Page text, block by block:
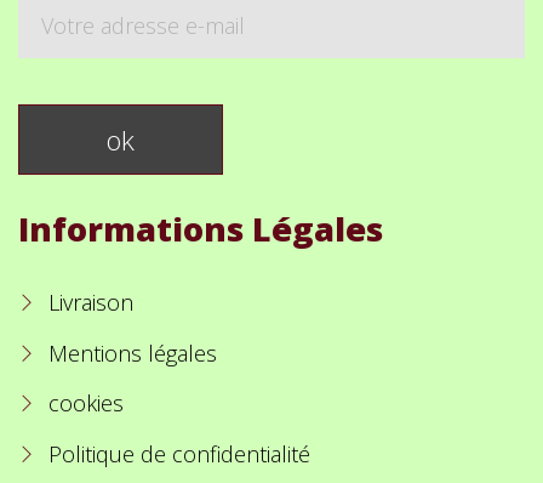
Informations Légales
Livraison
Mentions légales
cookies
Politique de confidentialité